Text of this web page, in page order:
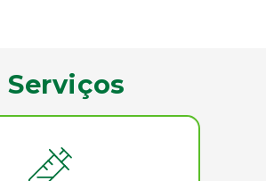
Serviços